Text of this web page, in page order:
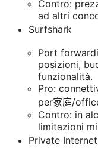
Contro:
ad altri
Surfshark
Port
posizioni,
funzionalità.
Pro:
per家庭/
Contro: in
limitazioni
Private